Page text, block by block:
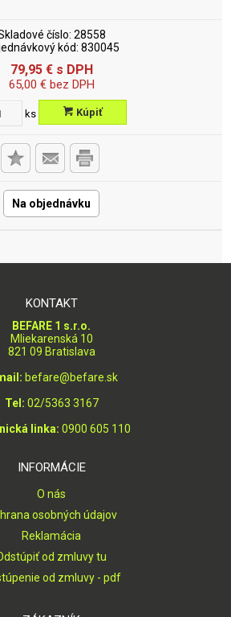
číslo: 28558
kód: 830045
79,95 €s DPH
65,00 €bez DPH
ks Kúpiť
Na objednávku
KONTAKT
BEFARE 1 s.r.o.
Mliekarenská 10
821 09 Bratislava
befare@befare.sk
Tel: 02/5363 3167
linka: 0900 605 110
INFORMÁCIE
O nás
osobných údajov
Reklamácia
od zmluvy tu
od zmluvy - pdf